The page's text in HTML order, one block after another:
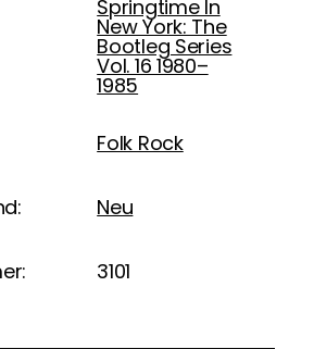
Springtime In
New York: The
Bootleg Series
Vol. 16 1980–
1985
Folk Rock
Neu
3101